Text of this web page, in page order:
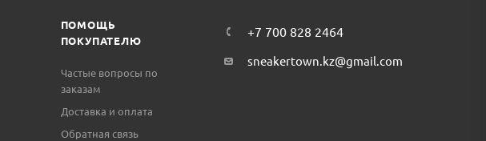
ПОМОЩЬ
ПОКУПАТЕЛЮ
Частые вопросы по
заказам
Доставка и оплата
Обратная связь
+7 700 828 2464
sneakertown.kz@gmail.com